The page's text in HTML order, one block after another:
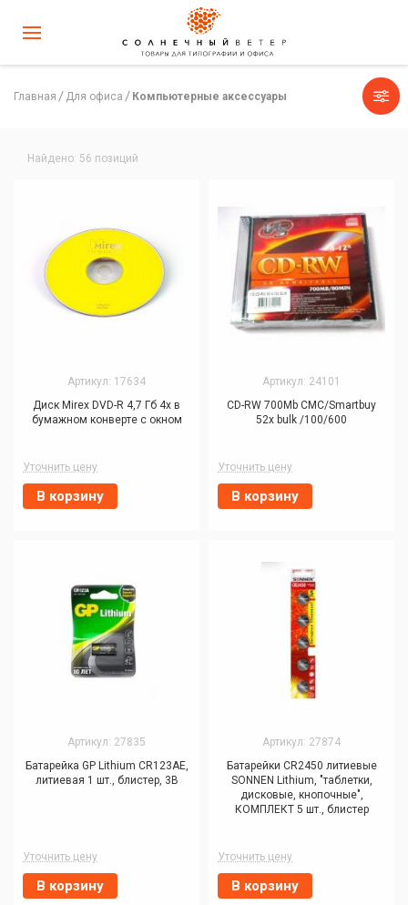
Главная Для офиса Компьютерные аксессуары
Найдено: 56 позиций
Артикул: 17634
Диск Mirex DVD-R 4,7 Гб 4х в
бумажном конверте с окном
Уточнить цену
В корзину
Артикул: 24101
CD-RW 700Mb СМС/Smartbuy
52x bulk /100/600
Уточнить цену
В корзину
Артикул: 27835
Батарейка GP Lithium CR123AE,
литиевая 1 шт., блистер, 3В
Уточнить цену
В корзину
Артикул: 27874
Батарейки CR2450 литиевые
SONNEN Lithium, "таблетки,
дисковые, кнопочные",
КОМПЛЕКТ 5 шт., блистер
Уточнить цену
В корзину